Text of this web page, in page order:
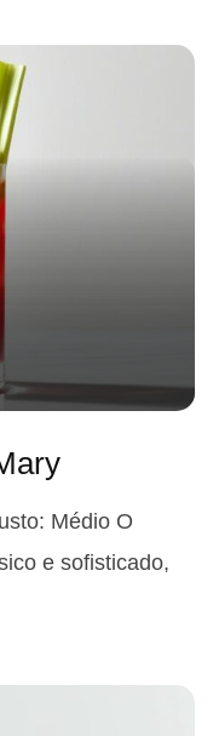
Médio O
e sofisticado,